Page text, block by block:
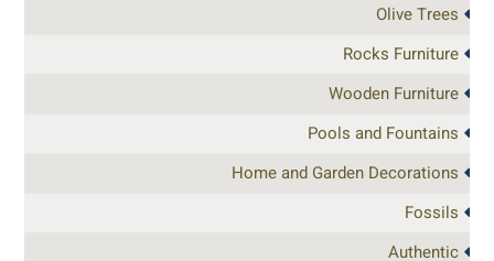
Olive Trees
Rocks Furniture
Wooden Furniture
Pools and Fountains
Home and Garden Decorations
Fossils
Authentic